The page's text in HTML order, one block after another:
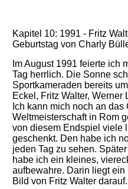
Kapitel 10: 1991 - Fritz
Geburtstag von Charly
Im August 1991 feierte ich
Tag herrlich. Die Sonne
Sportkameraden bereits
Eckel, Fritz Walter,
Ich kann mich noch an
Weltmeisterschaft in Rom
von diesem Endspiel viele
geschenkt. Den habe ich
jeden Tag zu sehen.
habe ich ein kleines,
aufbewahre. Darin liegt
Bild von Fritz Walter darauf.